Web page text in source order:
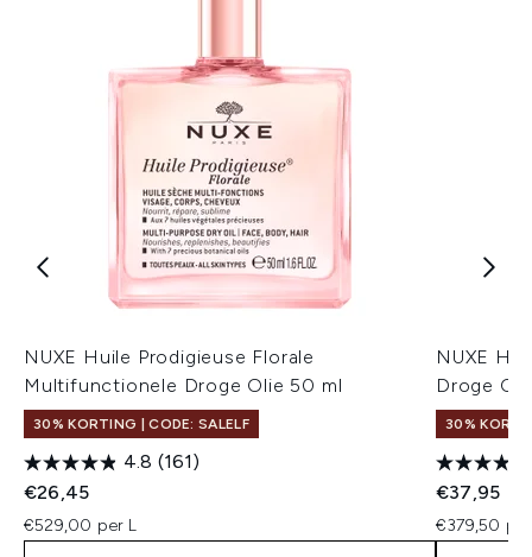
NUXE Huile Prodigieuse Florale
Multifunctionele Droge Olie 50 ml
30% KORTING | CODE: SALELF
4.8 (161)
€26,45
€529,00 per L
NUXE
Droge
30%
€37,95
€379,50